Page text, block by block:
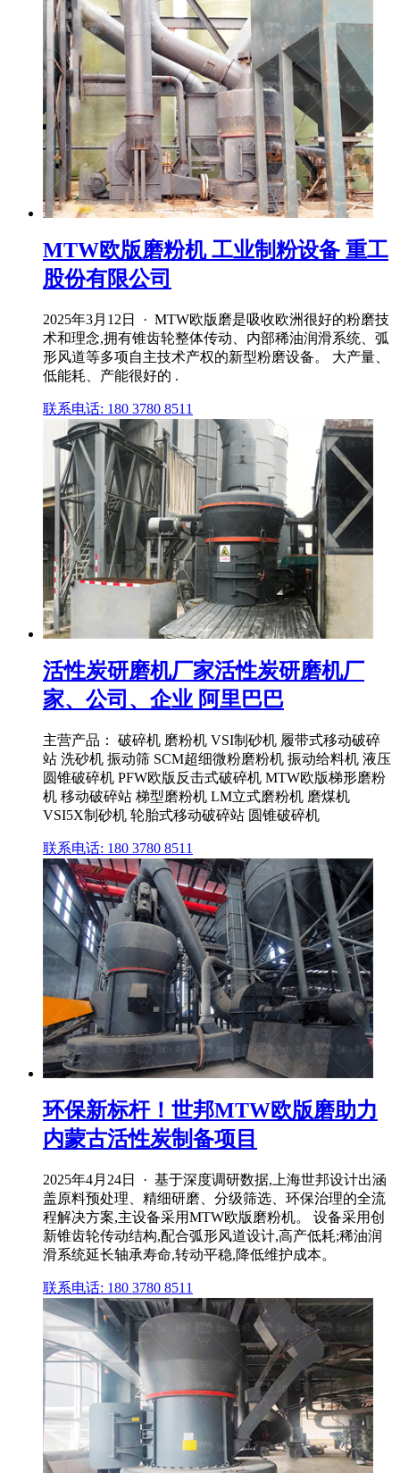
MTW欧版磨粉机 工业制粉设备 重工
股份有限公司
2025年3月12日 · MTW欧版磨是吸收欧洲很好的粉磨技
术和理念,拥有锥齿轮整体传动、内部稀油润滑系统、弧
形风道等多项自主技术产权的新型粉磨设备。 大产量、
低能耗、产能很好的 .
联系电话: 180 3780 8511
活性炭研磨机厂家活性炭研磨机厂
家、公司、企业 阿里巴巴
主营产品： 破碎机 磨粉机 VSI制砂机 履带式移动破碎
站 洗砂机 振动筛 SCM超细微粉磨粉机 振动给料机 液压
圆锥破碎机 PFW欧版反击式破碎机 MTW欧版梯形磨粉
机 移动破碎站 梯型磨粉机 LM立式磨粉机 磨煤机
VSI5X制砂机 轮胎式移动破碎站 圆锥破碎机
联系电话: 180 3780 8511
环保新标杆！世邦MTW欧版磨助力
内蒙古活性炭制备项目
2025年4月24日 · 基于深度调研数据,上海世邦设计出涵
盖原料预处理、精细研磨、分级筛选、环保治理的全流
程解决方案,主设备采用MTW欧版磨粉机。 设备采用创
新锥齿轮传动结构,配合弧形风道设计,高产低耗;稀油润
滑系统延长轴承寿命,转动平稳,降低维护成本。
联系电话: 180 3780 8511